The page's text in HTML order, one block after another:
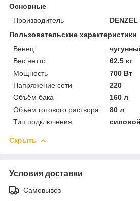
Основные
Производитель
DENZEL
Пользовательские характеристики
Венец
Вес нетто
62.5 кг
Мощность
700 Вт
Напряжение сети
220
Объём бака
160 л
Объём готового раствора
80 л
Тип подключения
Скрыть
Условия доставки
Самовывоз